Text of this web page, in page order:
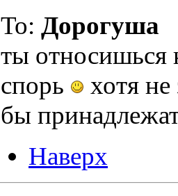
To: Дорогуша
ты относишься
спорь
хотя
бы
Наверх